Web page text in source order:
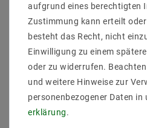
ZULETZT
Artikelpaket
aufgrund eines berechtigten
Zustimmung kann erteilt
besteht das Recht, nicht
Einwilligung zu einem
oder zu widerrufen.
und weitere Hinweise zur
personenbezogener Daten in
erklärung